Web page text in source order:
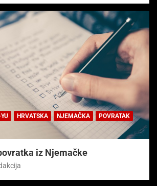
HRVATSKA NJEMAČKA
POVRATAK
iz Njemačke